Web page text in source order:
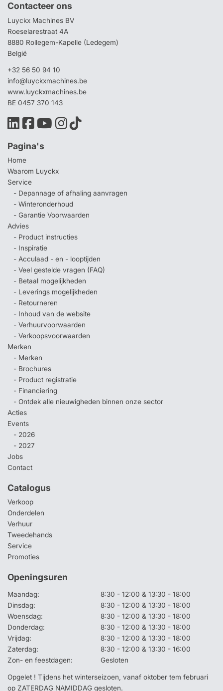
Contacteer ons
Luyckx Machines BV
Roeselarestraat 4A
8880 Rollegem-Kapelle (Ledegem)
België
+32 56 50 94 10
info@luyckxmachines.be
www.luyckxmachines.be
BE 0457 370 143
Pagina's
Home
Waarom Luyckx
Service
- Depannage of afhaling aanvragen
- Winteronderhoud
- Garantie Voorwaarden
Advies
- Product instructies
- Inspiratie
- Acculaad - en - looptijden
- Veel gestelde vragen (FAQ)
- Betaal mogelijkheden
- Leverings mogelijkheden
- Retourneren
- Inhoud van de website
- Verhuurvoorwaarden
- Verkoopsvoorwaarden
Merken
- Merken
- Brochures
- Product registratie
- Financiering
- Ontdek alle nieuwigheden binnen onze sector
Acties
Events
- 2026
- 2027
Jobs
Contact
Catalogus
Verkoop
Onderdelen
Verhuur
Tweedehands
Service
Promoties
Openingsuren
Maandag:
8:30 - 12:00 & 13:30 - 18:00
Dinsdag:
8:30 - 12:00 & 13:30 - 18:00
Woensdag:
8:30 - 12:00 & 13:30 - 18:00
Donderdag:
8:30 - 12:00 & 13:30 - 18:00
Vrijdag:
8:30 - 12:00 & 13:30 - 18:00
Zaterdag:
8:30 - 12:00 & 13:30 - 16:00
Zon- en feestdagen:
Gesloten
Opgelet ! Tijdens het winterseizoen, vanaf oktober tem februari
op ZATERDAG NAMIDDAG gesloten.